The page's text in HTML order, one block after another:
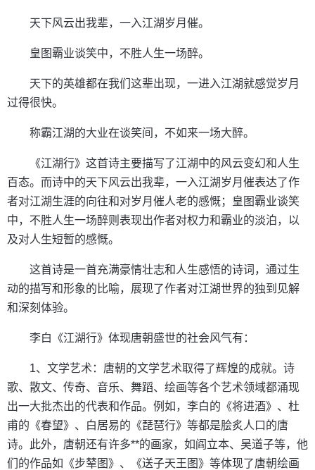
天下风云出我辈，一入江湖岁月催。
皇图霸业谈笑中，不胜人生一场醉。
天下的英雄都在我们这辈出现，一进入江湖就感觉岁月
过得很快。
称霸江湖的大业在谈笑间，不如来一场大醉。
《江湖行》这首诗主要描写了江湖中的风云变幻和人生
百态。而诗中的天下风云出我辈，一入江湖岁月催表达了作
者对江湖生涯的向往和对岁月催人老的感慨；皇图霸业谈笑
中，不胜人生一场醉则表现出作者对权力和霸业的淡泊，以
及对人生短暂的感慨。
这首诗是一首充满豪情壮志和人生感悟的诗词，通过生
动的描写和形象的比喻，展现了作者对江湖世界的独到见解
和深刻体验。
李白《江湖行》体现唐朝盛世的社会风气有：
1、文学艺术：唐朝的文学艺术取得了辉煌的成就。诗
歌、散文、传奇、音乐、舞蹈、绘画等各个艺术领域都涌现
出一大批杰出的代表和作品。例如，李白的《将进酒》、杜
甫的《春望》、白居易的《琵琶行》等都是脍炙人口的唐
诗。此外，唐朝还有许多**的画家，如阎立本、吴道子等，他
们的作品如《步辇图》、《送子天王图》等体现了唐朝绘画